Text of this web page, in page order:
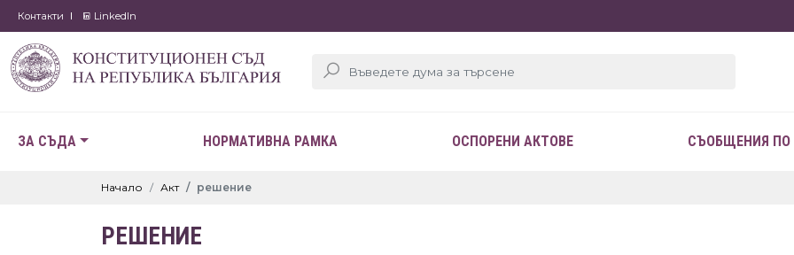
Контакти LinkedIn
ЗА СЪДА НОРМАТИВНА РАМКА ОСПОРЕНИ АКТОВЕ СЪОБЩЕНИЯ
Начало Акт решение
РЕШЕНИЕ